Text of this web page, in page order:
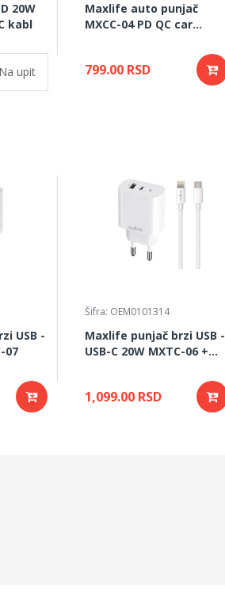
20W
kabl
Na upit
Maxlife auto punjač
MXCC-04 PD QC car
Lightning cable
799.00 RSD
USB -
07
Šifra: OEM0101314
Maxlife punjač brzi USB -
USB-C 20W MXTC-06 +
1,099.00 RSD